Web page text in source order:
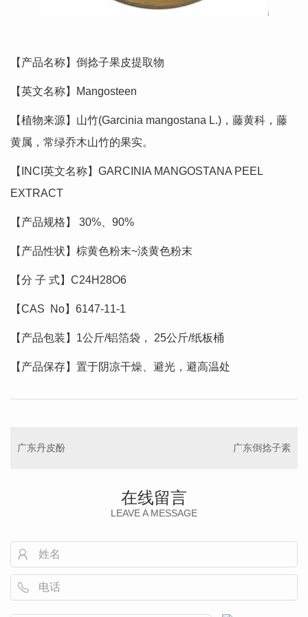
【产品名称】倒捻子果皮提取物
【英文名称】Mangosteen
【植物来源】山竹(Garcinia mangostana L.)，藤黄科，藤
黄属，常绿乔木山竹的果实。
【INCI英文名称】GARCINIA MANGOSTANA PEEL
EXTRACT
【产品规格】 30%、90%
【产品性状】棕黄色粉末~淡黄色粉末
【分 子 式】C24H28O6
【CAS No】6147-11-1
【产品包装】1公斤/铝箔袋， 25公斤/纸板桶
【产品保存】置于阴凉干燥、避光，避高温处
广东丹皮酚 广东倒捻子素
在线留言
LEAVE A MESSAGE